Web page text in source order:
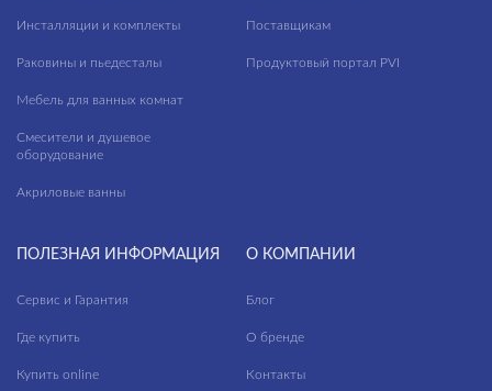
пеналы
прямоугольные ванны
раковины на столешницу
раковины подвесные
раковины с пьедесталом
рамы для ванн
Длина, см
—
—
Инсталляции и комплекты
Раковины и пьедесталы
Мебель для ванных комнат
Смесители и душевое
оборудование
Акриловые ванны
Поставщикам
Продуктовый портал PVI
ПОЛЕЗНАЯ ИНФОРМАЦИЯ
Сервис и Гарантия
Где купить
Купить online
О КОМПАНИИ
Блог
О бренде
Контакты